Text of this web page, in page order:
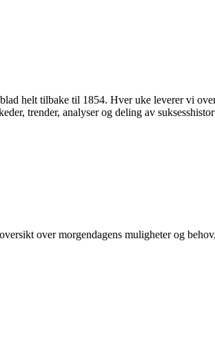
helt tilbake til 1854. Hver uke leverer vi
trender, analyser og deling av
over morgendagens muligheter og